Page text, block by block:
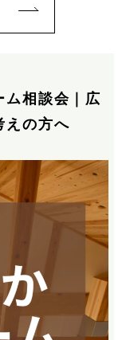
ム相談会｜広
えの方へ